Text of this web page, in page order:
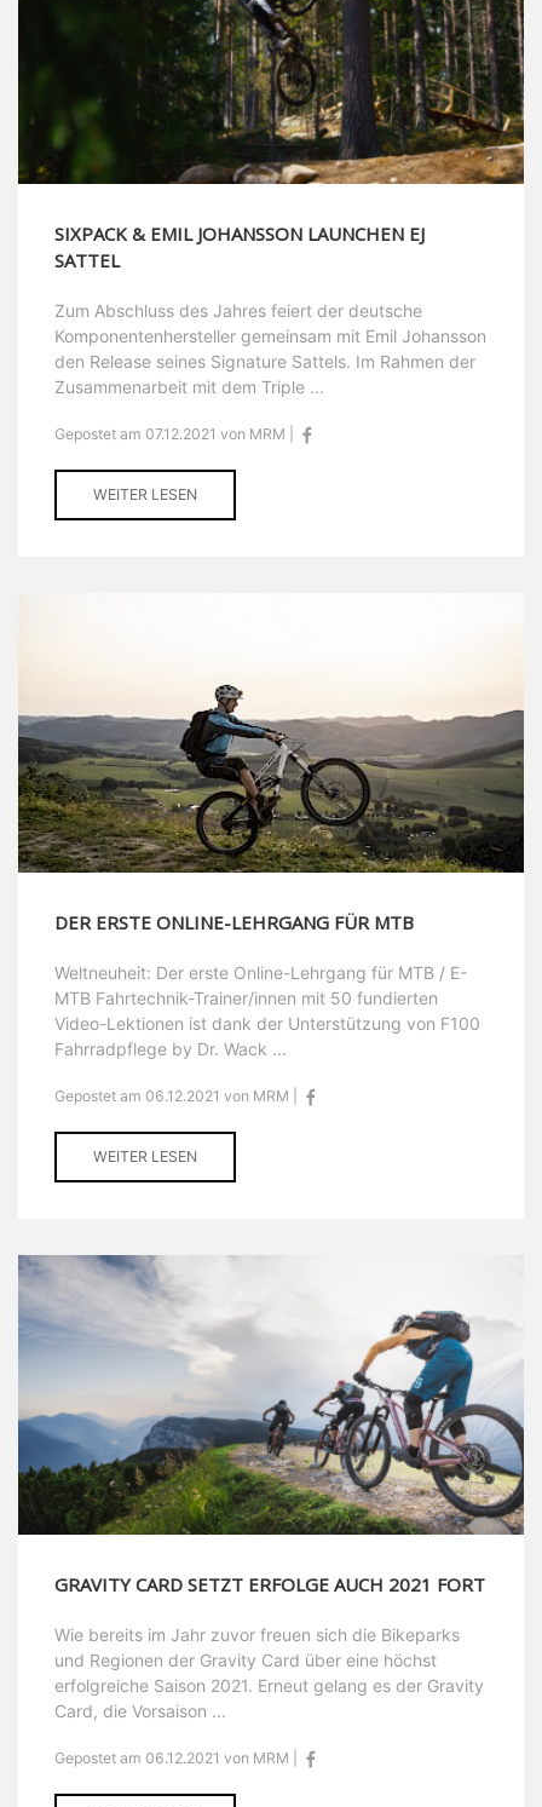
SIXPACK & EMIL JOHANSSON LAUNCHEN EJ
SATTEL
Zum Abschluss des Jahres feiert der deutsche
Komponentenhersteller gemeinsam mit Emil Johansson
den Release seines Signature Sattels. Im Rahmen der
Zusammenarbeit mit dem Triple ...
Gepostet am 07.12.2021 von MRM |
WEITER LESEN
DER ERSTE ONLINE-LEHRGANG FÜR MTB
Weltneuheit: Der erste Online-Lehrgang für MTB / E-
MTB Fahrtechnik-Trainer/innen mit 50 fundierten
Video-Lektionen ist dank der Unterstützung von F100
Fahrradpflege by Dr. Wack ...
Gepostet am 06.12.2021 von MRM |
WEITER LESEN
GRAVITY CARD SETZT ERFOLGE AUCH 2021 FORT
Wie bereits im Jahr zuvor freuen sich die Bikeparks
und Regionen der Gravity Card über eine höchst
erfolgreiche Saison 2021. Erneut gelang es der Gravity
Card, die Vorsaison ...
Gepostet am 06.12.2021 von MRM |